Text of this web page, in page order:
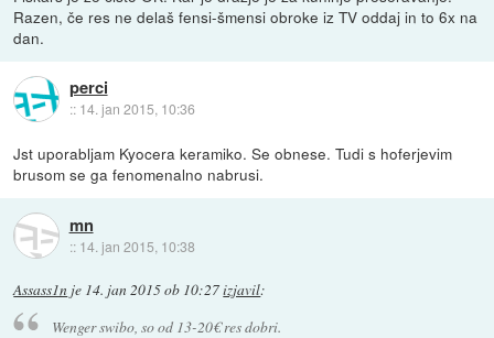
Razen, če res ne delaš fensi-šmensi obroke iz TV oddaj in to 6x na
dan.
perci
:: 14. jan 2015, 10:36
Jst uporabljam Kyocera keramiko. Se obnese. Tudi s hoferjevim
brusom se ga fenomenalno nabrusi.
mn
:: 14. jan 2015, 10:38
Assass1n je 14. jan 2015 ob 10:27izjavil:
Wenger swibo, so od 13-20€ res dobri.